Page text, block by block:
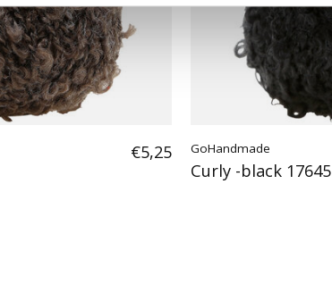
€5,25 GoHandmade
Curly -black 17645